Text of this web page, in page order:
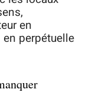
en
perpétuelle